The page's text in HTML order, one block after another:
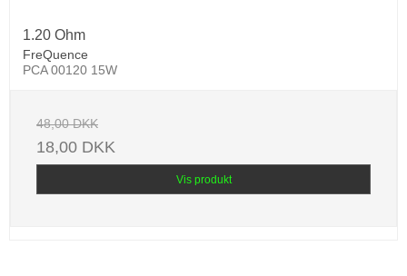
1.20 Ohm
FreQuence
PCA 00120 15W
48,00 DKK
18,00 DKK
Vis produkt